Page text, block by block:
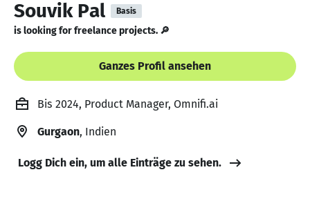
Souvik Pal Basis
is looking for freelance projects. 🔎
Ganzes Profil ansehen
Bis 2024, Product Manager, Omnifi.ai
Gurgaon, Indien
Logg Dich ein, um alle Einträge zu sehen.